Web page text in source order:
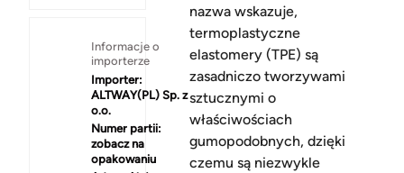
Informacje o
importerze
Importer:
ALTWAY(PL) Sp. z
o.o.
Numer partii:
zobacz na
opakowaniu
nazwa wskazuje,
termoplastyczne
elastomery (TPE) są
zasadniczo tworzywami
sztucznymi o
właściwościach
gumopodobnych, dzięki
czemu są niezwykle